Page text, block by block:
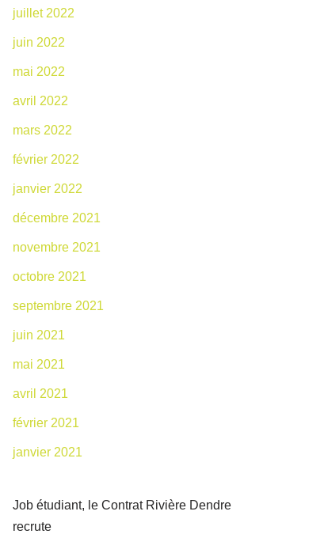
juillet 2022
juin 2022
mai 2022
avril 2022
mars 2022
février 2022
janvier 2022
décembre 2021
novembre 2021
octobre 2021
septembre 2021
juin 2021
mai 2021
avril 2021
février 2021
janvier 2021
Job étudiant, le Contrat Rivière Dendre
recrute